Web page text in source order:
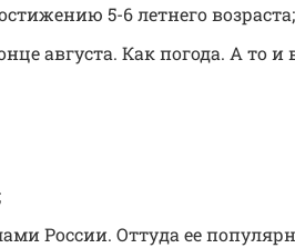
5-6 летнего возраста;
августа. Как погода. А то и
России. Оттуда ее